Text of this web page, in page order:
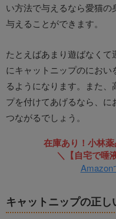
い方法で与えるなら愛猫
与えることができます。
たとえばあまり遊ばなく
にキャットニップのにお
るようになります。また
プを付けてあげるなら、
つながるでしょう。
在庫あり！小林
＼【自宅で唾
Amazon
キャットニップの正し